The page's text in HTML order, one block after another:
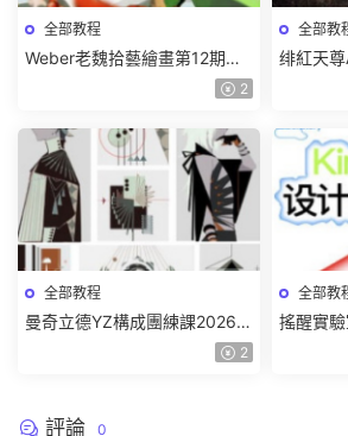
全部教程
Weber老魏拾藝繪畫第12期角
色特訓班【畫質不錯隻有視
2
全部教
绯紅天
全部教程
曼奇立德YZ構成團練課2026年
8月已結課【畫質高清有課件】
2
全部教
搖醒實
件基礎
評論 0